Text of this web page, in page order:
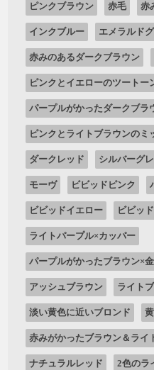
ピンクブラウン 赤毛 赤
インクブルー エメラルド
赤みのあるダークブラウン
ピンクとイエローのツートー
パープルがかったダークブラ
ピンクとライトブラウンのミ
ダークレッド シルバーグ
モーヴ ビビッドピンク
ビビッドイエロー ビビッ
ライトパープル×カッパー
パープルがかったブラウン×
アッシュブラウン ライト
淡い黄色に近いブロンド
赤みがかったブラウン＆ライ
ナチュラルレッド 2色のラ